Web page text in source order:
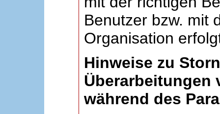
Benutzer bzw. mit
Organisation
Hinweise zu
Überarbeitungen
während des